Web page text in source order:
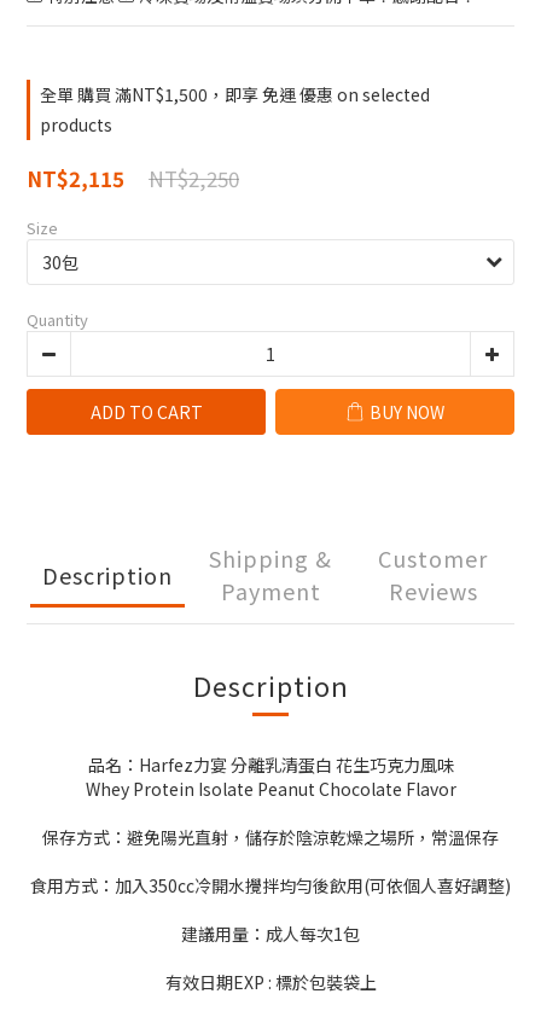
全單 購買 滿NT$1,500，即享 免運 優惠 on selected
products
NT$2,250
NT$2,115
Size
Quantity
ADD TO CART BUY NOW
Description
Shipping &
Payment
Customer
Reviews
Description
品名：Harfez力宴 分離乳清蛋白 花生巧克力風味
Whey Protein Isolate Peanut Chocolate Flavor
保存方式：避免陽光直射，儲存於陰涼乾燥之場所，常溫保存
食用方式：加入350cc冷開水攪拌均勻後飲用(可依個人喜好調整)
建議用量：成人每次1包
有效日期EXP : 標於包裝袋上